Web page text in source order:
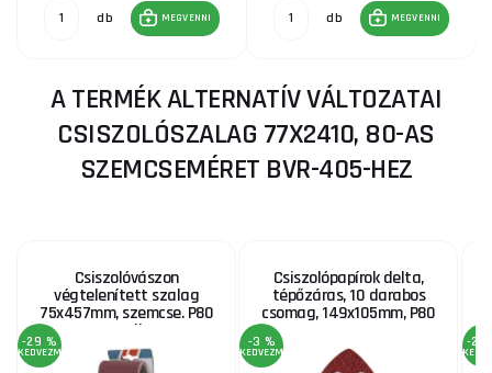
db MEGVENNI db MEGVENNI
A TERMÉK ALTERNATÍV VÁLTOZATAI
CSISZOLÓSZALAG 77X2410, 80-AS
SZEMCSEMÉRET BVR-405-HEZ
Csiszolóvászon
végtelenített szalag
75x457mm, szemcse. P80
- 3 db
-29 %
KEDVEZMÉNY
Csiszolópapírok delta,
tépőzáras, 10 darabos
csomag, 149x105mm, P80
-3 %
KEDVEZMÉNY
-20